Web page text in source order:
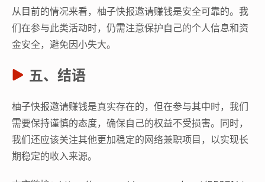
从目前的情况来看，柚子快报邀请赚钱是安全可靠的。我
们在参与此类活动时，仍需注意保护自己的个人信息和资
金安全，避免因小失大。
五、结语
柚子快报邀请赚钱是真实存在的，但在参与其中时，我们
需要保持谨慎的态度，确保自己的权益不受损害。同时，
我们还应该关注其他更加稳定的网络兼职项目，以实现长
期稳定的收入来源。